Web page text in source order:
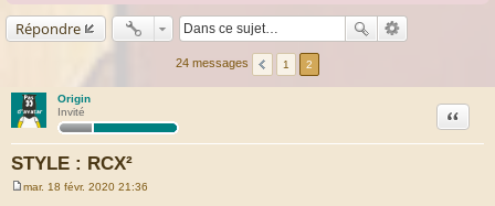
Répondre
24 messages 1 2
Origin
Invité
STYLE : RCX²
Citation
mar. 18 févr. 2020 21:36